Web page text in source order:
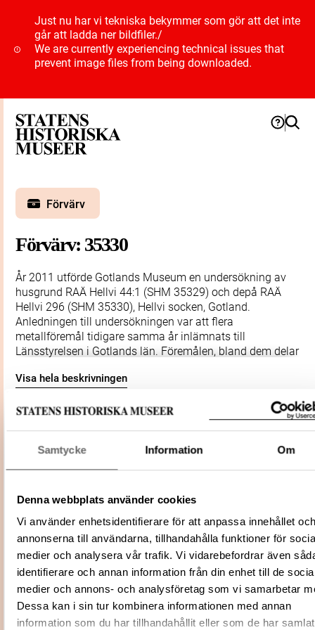
Samtycke Information Om
Denna webbplats använder cookies
Vi använder enhetsidentifierare för att anpassa innehållet och
annonserna till användarna, tillhandahålla funktioner för
medier och analysera vår trafik. Vi vidarebefordrar även
identifierare och annan information från din enhet till de
medier och annons- och analysföretag som vi samarbetar
Dessa kan i sin tur kombinera informationen med annan
information som du har tillhandahållit eller som de har
Just nu har vi tekniska bekymmer som gör att det inte
går att ladda ner bildfiler./
We are currently experiencing technical issues that
prevent image files from being downloaded.
Förvärv
Förvärv: 35330
År 2011 utförde Gotlands Museum en undersökning av
husgrund RAÄ Hellvi 44:1 (SHM 35329) och depå RAÄ
Hellvi 296 (SHM 35330), Hellvi socken, Gotland.
Anledningen till undersökningen var att flera
metallföremål tidigare samma år inlämnats till
Länsstyrelsen i Gotlands län. Föremålen, bland dem delar
en brakteat, hade hittats cirka 25 år tidigare med hjälp av
föremålen. Syftet med undersökningen var att ta reda på
mer om fyndomständigheterna. Den undersökta ytan
framkom bl.a. stolphål och fynd från huslämningen.
Fynden bestod av pärlor, keramik, knivar, brynen, slagg,
metallfynd, bland dem barrar och delar av dryckeshorn,
inlämnade föremålen utgör delar av en depå (SHM
35330). Vid undersökningen av depån påträffades
dessutom fler delar av bronsmasken och brakteaten,
liksom ett fragment av en halsring som även den ser ut
att stämma överens med den tidigare inlämnade.
Fyndnummer 1-77 är de fynd som hittades in situ vid den
arkeologiska undersökningen år 2011. Fyndnummer
Visa hela beskrivningen
Förvärvsdatum
2014
Undersökningsrapport efter en
undersökning av RAÄ Hellvi 44:1, Hellvi
Länsstyrelsens dnr 431-124-11
Relaterade
Visa 83 relaterade föremål
Diarienummer
311-432-2014 (Historiska museet)
342-437-2011 (Riksantikvarieämbetet)
Fältundersökning
Plats: Hellvi Norrgårde, Fornlämning:
L1975:8396, Fastighet: Hellvi Norrgårde
Socken: Hellvi socken, Kommun: Gotland